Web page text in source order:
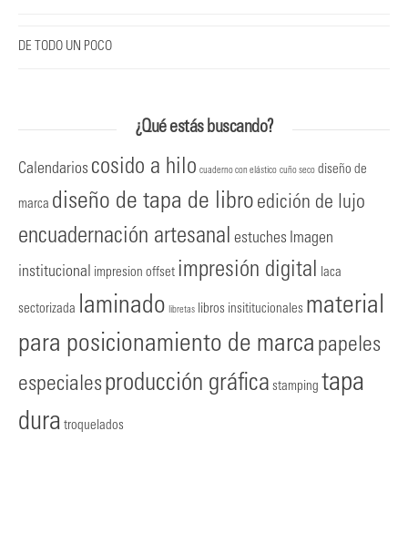
DE TODO UN POCO
¿Qué estás buscando?
Calendarios cosido a hilo cuaderno con elástico cuño seco diseño de
marca diseño de tapa de libro edición de lujo
encuadernación artesanal estuches Imagen
institucional impresion offset impresión digital laca
sectorizada laminado libretas libros insititucionales material
para posicionamiento de marca papeles
especialesproducción gráfica stamping tapa
dura troquelados